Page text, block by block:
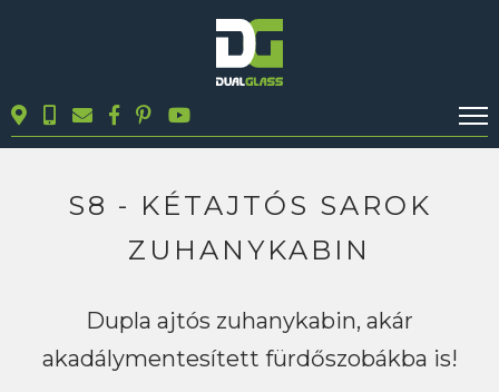
TERMÉKEK
KAPCSOLAT
S8 - KÉTAJTÓS SAROK
ZUHANYKABIN
Dupla ajtós zuhanykabin, akár
akadálymentesített fürdőszobákba is!